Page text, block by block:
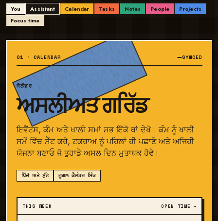
You Assistant Calendar Tasks Notes People
Projects
Focus time
01 · CALENDAR SYNCED
ਕੈਲੰਡਰ
ਅਸਲੀਅਤ ਗਰਿੱਡ
ਇਵੈਂਟਸ, ਕੰਮ ਅਤੇ ਖਾਲੀ ਸਮਾਂ ਸਭ ਇੱਕੋ ਥਾਂ ਦੇਖੋ। ਕੰਮ ਨੂੰ ਖਾਲੀ
ਸਮੇਂ ਵਿੱਚ ਸੈੱਟ ਕਰੋ, ਟਕਰਾਅ ਨੂੰ ਪਹਿਲਾਂ ਹੀ ਪਛਾਣੋ ਅਤੇ ਅਜਿਹੀ
ਯੋਜਨਾ ਬਣਾਓ ਜੋ ਤੁਹਾਡੇ ਅਸਲ ਦਿਨ ਮੁਤਾਬਕ ਹੋਵੇ।
ਖਿੱਚੋ ਅਤੇ ਸੁੱਟੋ ਗੂਗਲ ਕੈਲੰਡਰ ਸਿੰਕ
THIS WEEK OPEN TIME →